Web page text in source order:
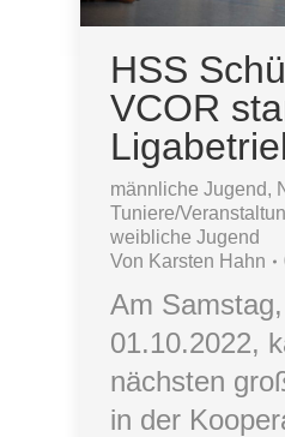
HSS
VCOR
männliche Jugend,
Tuniere/
weibliche Jugend
Von Karsten Hahn
Am
01.10.2022,
nächsten
in der